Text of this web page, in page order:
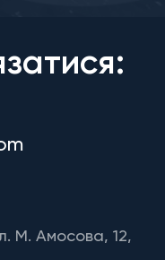
М. Амосова, 12,